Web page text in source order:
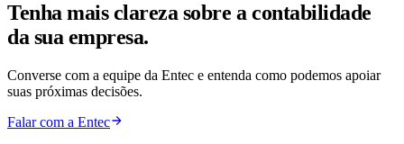
Tenha mais clareza sobre a contabilidade
da sua empresa.
Converse com a equipe da Entec e entenda como podemos apoiar
suas próximas decisões.
Falar com a Entec